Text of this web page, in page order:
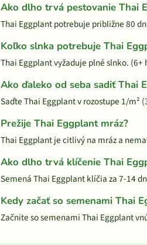
Ako dlho trvá pestovanie Thai
Thai Eggplant potrebuje približne 80
Koľko slnka potrebuje Thai
Thai Eggplant vyžaduje plné slnko.
Ako ďaleko od seba sadiť Thai
Saďte Thai Eggplant v rozostupe 1/m²
Prežije Thai Eggplant mráz?
Thai Eggplant je citlivý na mráz a
Ako dlho trvá klíčenie Thai
Semená Thai Eggplant klíčia za 7-14
Kedy začať so semenami Thai
Začnite so semenami Thai Eggplant